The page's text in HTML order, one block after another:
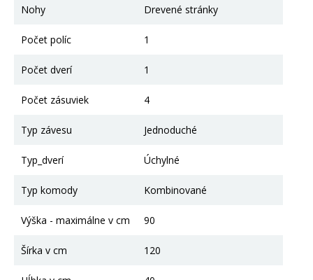
Nohy Drevené stránky
Počet políc 1
Počet dverí 1
Počet zásuviek 4
Typ závesu Jednoduché
Typ_dverí Úchylné
Typ komody Kombinované
Výška - maximálne v cm 90
Šírka v cm 120